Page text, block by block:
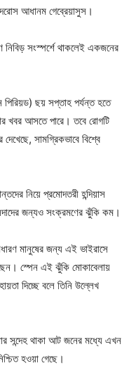
আধানম গেব্রেয়াসুস।
নিবিড় সংস্পর্শে থাকলেই একজনের
পিরিয়ড) ছয় সপ্তাহ পর্যন্ত হতে
খবর আসতে পারে। তবে রোগটি
সামগ্রিকভাবে বিশ্বে
নিয়ে প্রমোদতরী হন্দিয়াস
জন্যও সংক্রমণের ঝুঁকি কম।
মানুষের জন্য এই ভাইরাসে
স্পেন এই ঝুঁকি মোকাবেলায়
দিচ্ছে বলে তিনি উল্লেখ
সন্দেহ থাকা আট জনের মধ্যে এখন
হওয়া গেছে।